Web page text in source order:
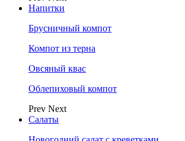
Напитки
Брусничный компот
Компот из терна
Овсяный квас
Облепиховый компот
Prev Next
Салаты